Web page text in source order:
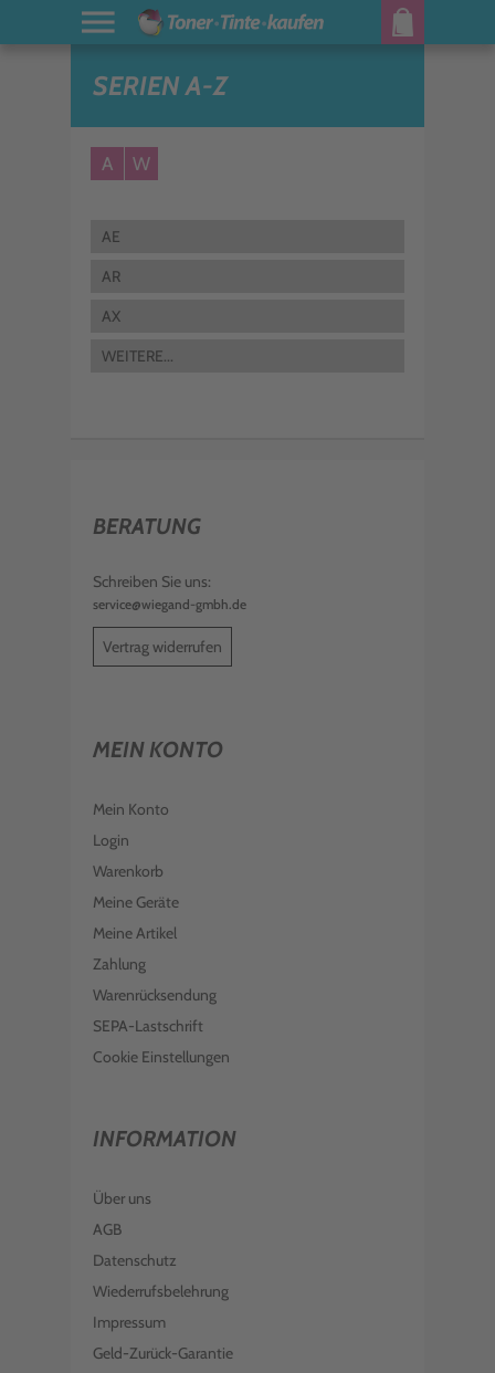
SERIEN A-Z
A W
AE
AR
AX
WEITERE...
BERATUNG
Schreiben Sie uns:
service@wiegand-gmbh.de
Vertrag widerrufen
MEIN KONTO
Mein Konto
Login
Warenkorb
Meine Geräte
Meine Artikel
Zahlung
Warenrücksendung
SEPA-Lastschrift
Cookie Einstellungen
INFORMATION
Über uns
AGB
Datenschutz
Wiederrufsbelehrung
Impressum
Geld-Zurück-Garantie